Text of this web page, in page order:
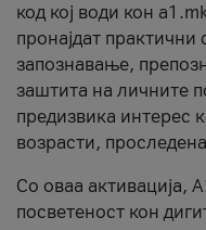
код кој води кон
пронајдат практични
запознавање,
заштита на личните
предизвика интерес
возрасти,
Со оваа активација,
посветеност кон